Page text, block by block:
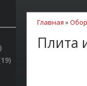
19
Главная »
Плита